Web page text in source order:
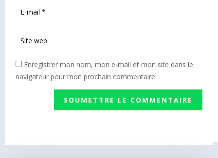
Enregistrer mon nom, mon e-mail et mon site dans le
navigateur pour mon prochain commentaire.
SOUMETTRE LE COMMENTAIRE